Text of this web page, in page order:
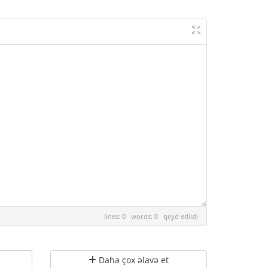
lines: 0 words: 0 qeyd edildi
Daha çox əlavə et